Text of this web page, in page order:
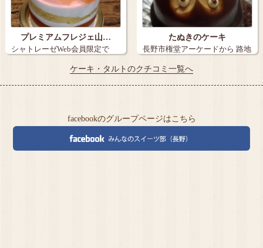
プレミアムフレジェ山…
シャトレーゼWeb会員限定で
たぬきのケーキ
長野市権堂アーケードから 路地
ケーキ・タルトのクチコミ一覧へ
facebookのグループページはこちら